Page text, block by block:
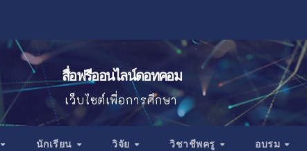
สื่อฟรีออนไลน์ดอทคอม
เว็บไซต์เพื่อการศึกษา
นักเรียน วิจัย วิชาชีพครู อบรม